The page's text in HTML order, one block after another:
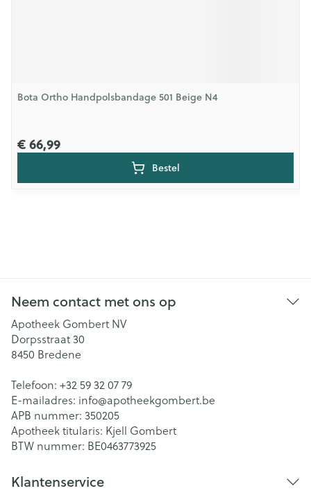
Bota Ortho Handpolsbandage 501 Beige N4
€ 66,99
Bestel
Neem contact met ons op
Apotheek Gombert NV
Dorpsstraat 30
8450 Bredene
Telefoon: +32 59 32 07 79
E-mailadres: info@apotheekgombert.be
APB nummer: 350205
Apotheek titularis: Kjell Gombert
BTW nummer: BE0463773925
Klantenservice